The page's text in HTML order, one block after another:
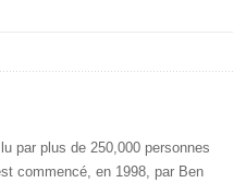
par plus de 250,000 personnes
commencé, en 1998, par Ben